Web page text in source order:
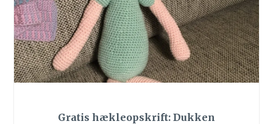
Gratis hækleopskrift: Dukken